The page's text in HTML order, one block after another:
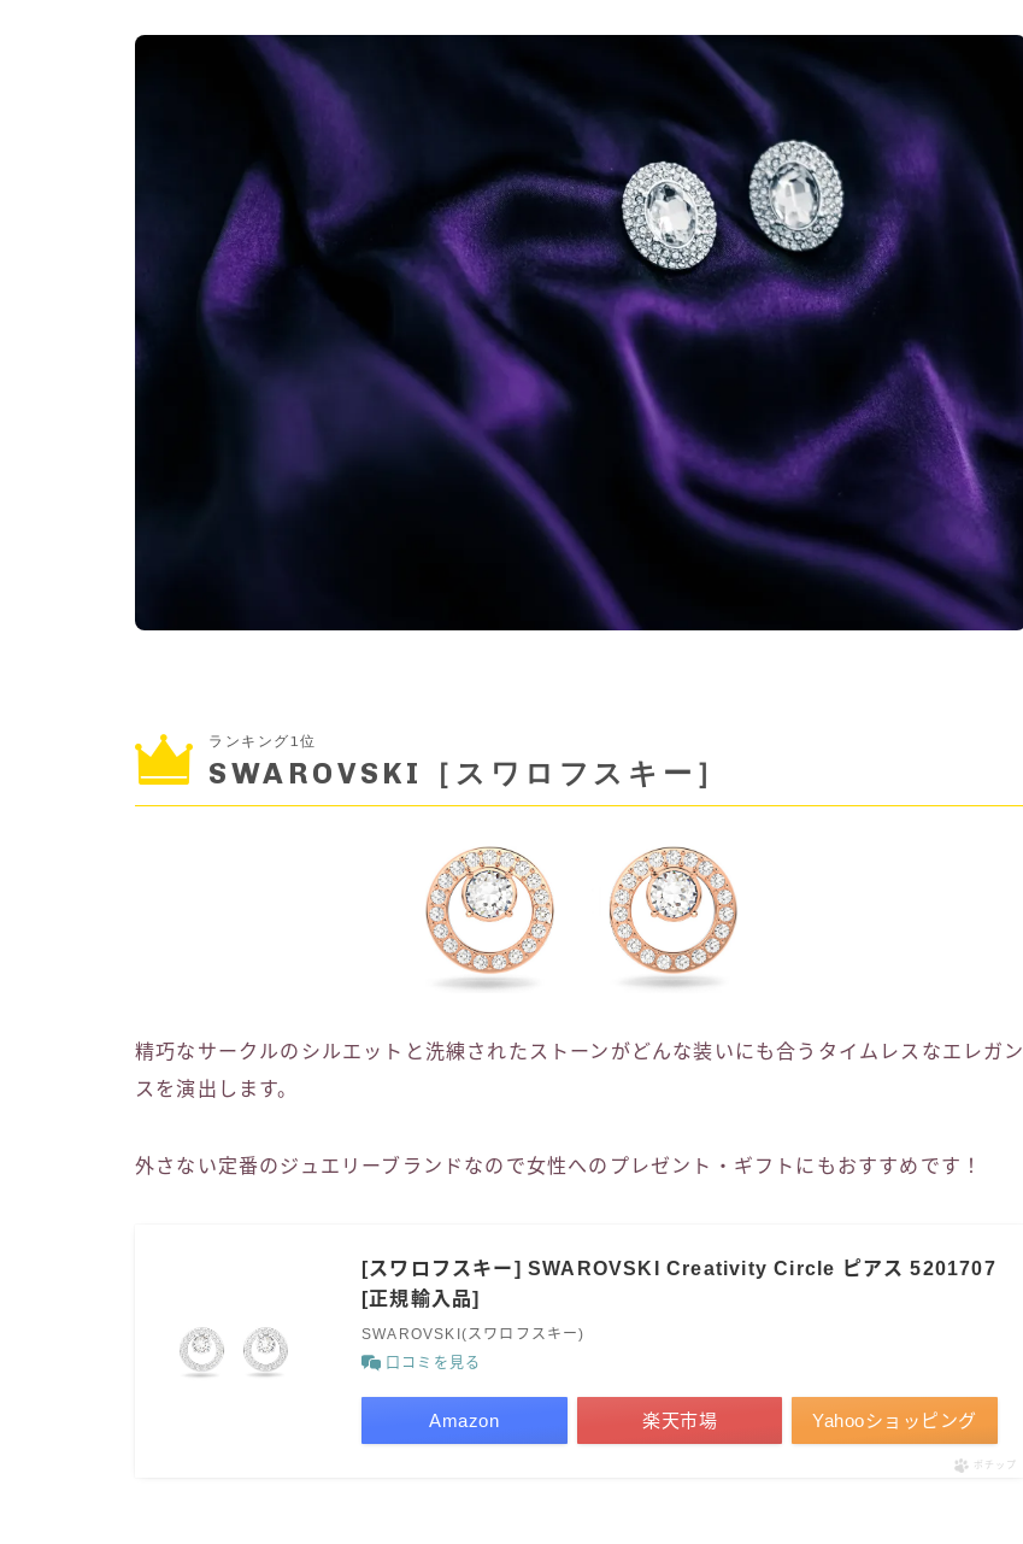
ランキング1位
SWAROVSKI［スワロフスキー］
精巧なサークルのシルエットと洗練されたストーンがどんな装いにも合うタイムレスなエレガン
スを演出します。
外さない定番のジュエリーブランドなので女性へのプレゼント・ギフトにもおすすめです！
[スワロフスキー] SWAROVSKI Creativity Circle ピアス 5201707
[正規輸入品]
SWAROVSKI(スワロフスキー)
口コミを見る
Amazon 楽天市場 Yahooショッピング
ポチップ